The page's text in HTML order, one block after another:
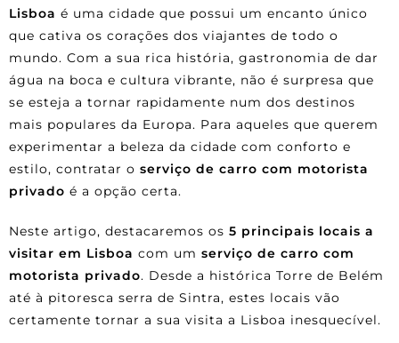
Lisboa é uma cidade que possui um encanto único
que cativa os corações dos viajantes de todo o
mundo. Com a sua rica história, gastronomia de dar
água na boca e cultura vibrante, não é surpresa que
se esteja a tornar rapidamente num dos destinos
mais populares da Europa. Para aqueles que querem
experimentar a beleza da cidade com conforto e
estilo, contratar o serviço de carro com motorista
privado é a opção certa.
Neste artigo, destacaremos os 5 principais locais a
visitar em Lisboa com um serviço de carro com
motorista privado. Desde a histórica Torre de Belém
até à pitoresca serra de Sintra, estes locais vão
certamente tornar a sua visita a Lisboa inesquecível.